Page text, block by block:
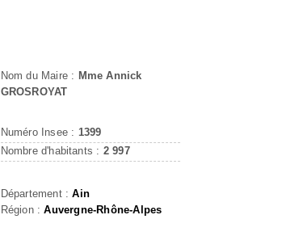
Nom du Maire : Mme Annick
GROSROYAT
Numéro Insee : 1399
Nombre d'habitants : 2 997
Département :Ain
Région :Auvergne-Rhône-Alpes